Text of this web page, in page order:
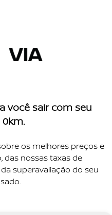
você sair com seu
0km.
os melhores preços e
nossas taxas de
superavaliação do seu